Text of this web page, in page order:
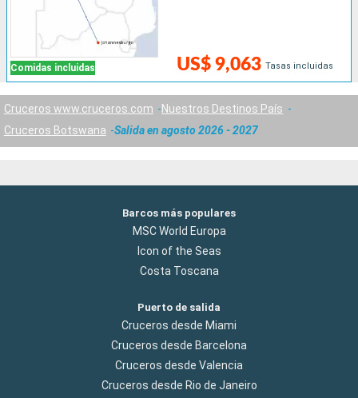
Comidas incluidas US$ 9,063 Tasas incluidas
Cruceros www.cruceros.com
Nuestros Destinos País
Cruceros Botswana
Salida en agosto 2026 - 2027
Barcos más populares
MSC World Europa
Icon of the Seas
Costa Toscana
Puerto de salida
Cruceros desde Miami
Cruceros desde Barcelona
Cruceros desde Valencia
Cruceros desde Rio de Janeiro